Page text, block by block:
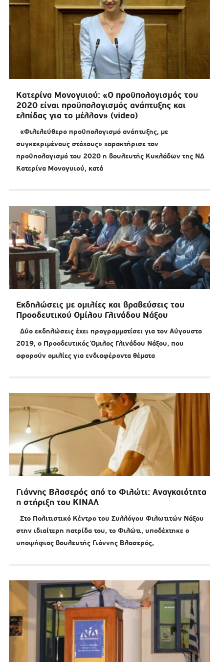
Κατερίνα Μονογυιού: «Ο προϋπολογισμός του
2020 είναι προϋπολογισμός ανάπτυξης και
ελπίδας για το μέλλον» (video)
«Φιλελεύθερο προϋπολογισμό ανάπτυξης, με
συγκεκριμένους στόχους» χαρακτήρισε τον
προϋπολογισμό του 2020 η βουλευτής Κυκλάδων της ΝΔ
Κατερίνα Μονογυιού, κατά
Εκδηλώσεις με ομιλίες και βραβεύσεις του
Προοδευτικού Ομίλου Γλινάδου Νάξου
Δύο εκδηλώσεις έχει προγραμματίσει για τον Αύγουστο
2019, ο Προοδευτικός Όμιλος Γλινάδου Νάξου, που
αφορούν ομιλίες για ενδιαφέροντα θέματα
Γιάννης Βλασερός από το Φιλώτι: Αναγκαιότητα
η στήριξη του ΚΙΝΑΛ
Στο Πολιτιστικό Κέντρο του Συλλόγου Φιλωτιτών Νάξου
στην ιδιαίτερη πατρίδα του, το Φιλώτι, υποδέχτηκε ο
υποψήφιος βουλευτής Γιάννης Βλασερός,